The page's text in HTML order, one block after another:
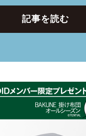
記事を読む